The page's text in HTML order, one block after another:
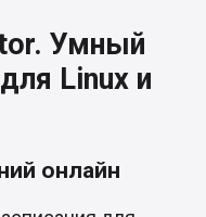
Умный
Linux и
онлайн